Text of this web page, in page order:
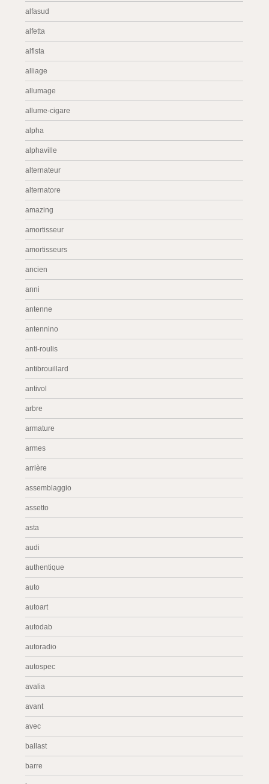
alfasud
alfetta
alfista
alliage
allumage
allume-cigare
alpha
alphaville
alternateur
alternatore
amazing
amortisseur
amortisseurs
ancien
anni
antenne
antennino
anti-roulis
antibrouillard
antivol
arbre
armature
armes
arrière
assemblaggio
assetto
asta
audi
authentique
auto
autoart
autodab
autoradio
autospec
avalia
avant
avec
ballast
barre